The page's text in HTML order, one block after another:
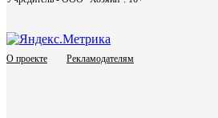
О проекте Рекламодателям